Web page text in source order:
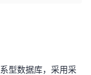
型数据库，采用采